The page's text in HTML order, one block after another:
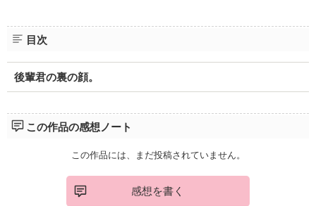
目次
後輩君の裏の顔。
この作品の感想ノート
この作品には、まだ投稿されていません。
感想を書く